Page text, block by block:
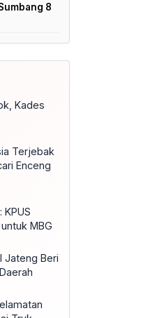
8
Kades
Terjebak
Enceng
KPUS
MBG
Jateng Beri